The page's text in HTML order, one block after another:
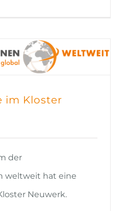
im Kloster
der
weltweit hat eine
Neuwerk.